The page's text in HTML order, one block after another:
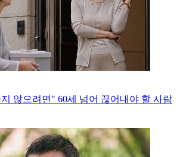
않으려면" 60세 넘어 끊어내야 할 사람